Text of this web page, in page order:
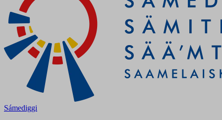
Sámediggi